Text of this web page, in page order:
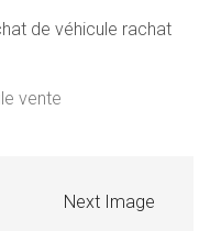
de véhicule rachat
vente
Next Image